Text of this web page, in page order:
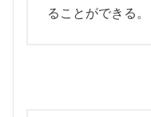
ることができる。